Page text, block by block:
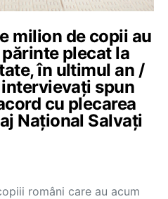
milion de copii au
plecat la
în ultimul an /
spun
cu plecarea
Național Salvați
români care au acum